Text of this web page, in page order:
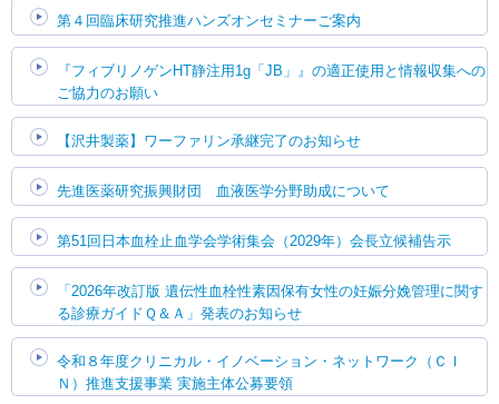
第４回臨床研究推進ハンズオンセミナーご案内
『フィブリノゲンHT静注用1g「JB」』の適正使用と情報収集への
ご協力のお願い
【沢井製薬】ワーファリン承継完了のお知らせ
先進医薬研究振興財団 血液医学分野助成について
第51回日本血栓止血学会学術集会（2029年）会長立候補告示
「2026年改訂版 遺伝性血栓性素因保有女性の妊娠分娩管理に関す
る診療ガイドＱ＆Ａ」発表のお知らせ
令和８年度クリニカル・イノベーション・ネットワーク（ＣＩ
Ｎ）推進支援事業 実施主体公募要領